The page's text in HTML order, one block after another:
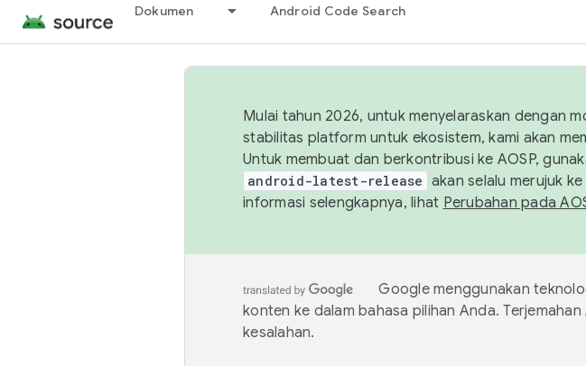
Dokumen Android Code Search
Mulai tahun 2026, untuk menyelaraskan dengan
stabilitas platform untuk ekosistem, kami akan
Untuk membuat dan berkontribusi ke AOSP,
android-latest-release akan selalu merujuk
informasi selengkapnya, lihat Perubahan pada
Google menggunakan
konten ke dalam bahasa pilihan Anda.
kesalahan.